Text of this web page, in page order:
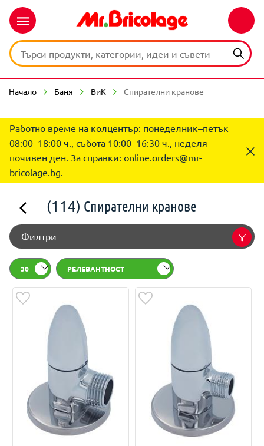
Начало Баня ВиК Спирателни кранове
Работно време на колцентър: понеделник–петък
08:00–18:00 ч., събота 10:00–16:30 ч., неделя –
почивен ден. За справки: online.orders@mr-
bricolage.bg.
(114) Спирателни кранове
Филтри
30 РЕЛЕВАНТНОСТ